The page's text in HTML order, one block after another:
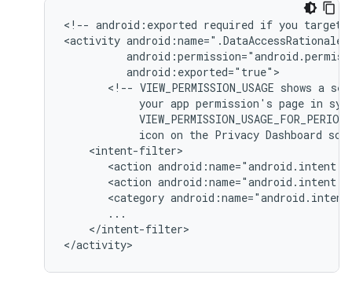
<!-- android:exported required if you target
<activity
<!-- VIEW_PERMISSION_USAGE shows a
your app permission's page in
VIEW_PERMISSION_USAGE_FOR_PERIOD
icon on the Privacy Dashboard
<action
<action
<category
</intent-filter>
</activity>